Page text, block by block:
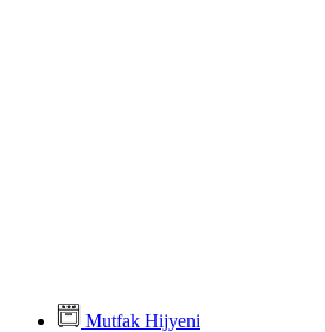
Mutfak Hijyeni